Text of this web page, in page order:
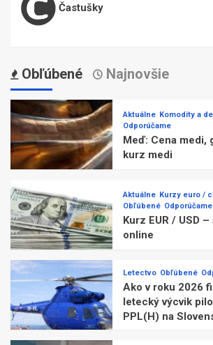
Častušky
Obľúbené Najnovšie
Aktuálne Komodity a
Odporúčame
Meď: Cena medi,
kurz medi
Aktuálne Kurzy euro /
Obľúbené Odporúčame
Kurz EUR / USD
online
Letectvo Obľúbené
Ako v roku 2026
letecký výcvik
PPL(H) na